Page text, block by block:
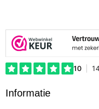
Informatie